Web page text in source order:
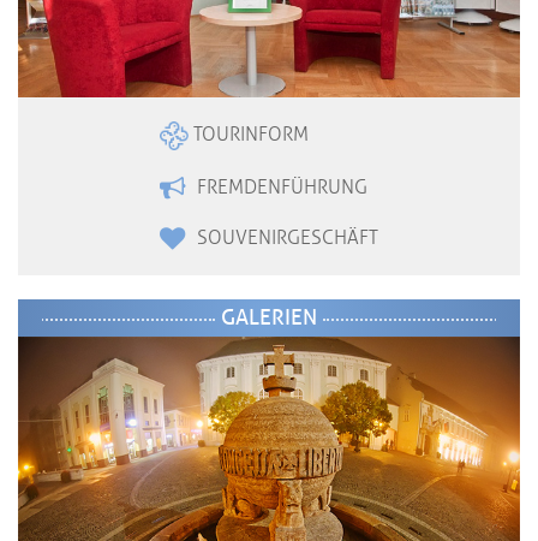
TOURINFORM
FREMDENFÜHRUNG
SOUVENIRGESCHÄFT
GALERIEN